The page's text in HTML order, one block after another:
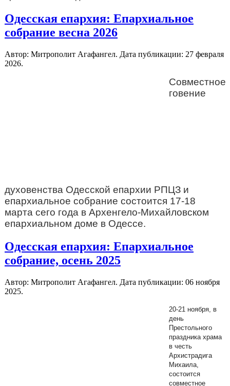
Одесская епархия: Епархиальное
собрание весна 2026
Автор: Митрополит Агафангел. Дата публикации: 27 февраля
2026.
Совместное
говение
духовенства Одесской епархии РПЦЗ и
епархиальное собрание состоится 17-18
марта сего года в Архенгело-Михайловском
епархиальном доме в Одессе.
Одесская епархия: Епархиальное
собрание, осень 2025
Автор: Митрополит Агафангел. Дата публикации: 06 ноября
2025.
20-21 ноября, в
день
Престольного
праздника храма
в честь
Архистрадига
Михаила,
состоится
совместное